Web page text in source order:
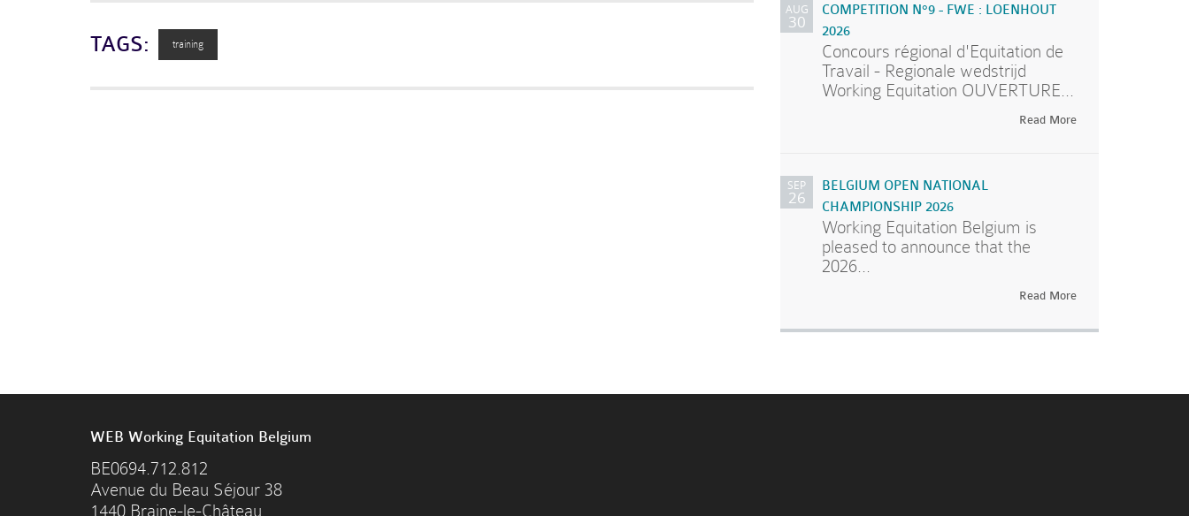
TAGS: training
AUG
30
COMPETITION N°9 - FWE : LOENHOUT
2026
Concours régional d'Equitation de
Travail - Regionale wedstrijd
Working Equitation OUVERTURE...
Read More
SEP
26
BELGIUM OPEN NATIONAL
CHAMPIONSHIP 2026
Working Equitation Belgium is
pleased to announce that the
2026...
Read More
WEB Working Equitation Belgium
BE0694.712.812
Avenue du Beau Séjour 38
1440 Braine-le-Château